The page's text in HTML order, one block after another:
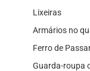
Lixeiras
Armários no
Ferro de
Guarda-roupa